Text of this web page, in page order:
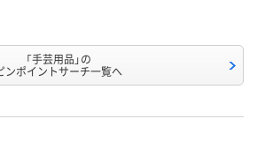
「手芸用品」の
ンポイントサーチ一覧へ